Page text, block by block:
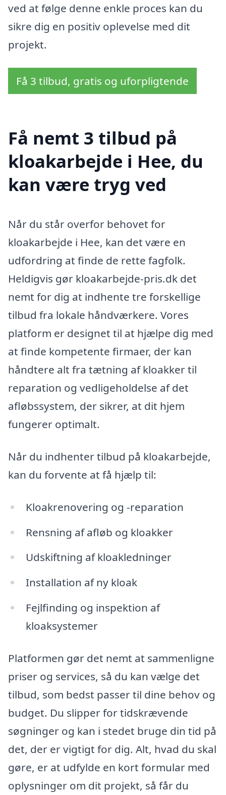
ved at følge denne enkle proces kan du
sikre dig en positiv oplevelse med dit
projekt.
Få 3 tilbud, gratis og uforpligtende
Få nemt 3 tilbud på
kloakarbejde i Hee, du
kan være tryg ved
Når du står overfor behovet for
kloakarbejde i Hee, kan det være en
udfordring at finde de rette fagfolk.
Heldigvis gør kloakarbejde-pris.dk det
nemt for dig at indhente tre forskellige
tilbud fra lokale håndværkere. Vores
platform er designet til at hjælpe dig med
at finde kompetente firmaer, der kan
håndtere alt fra tætning af kloakker til
reparation og vedligeholdelse af det
afløbssystem, der sikrer, at dit hjem
fungerer optimalt.
Når du indhenter tilbud på kloakarbejde,
kan du forvente at få hjælp til:
Kloakrenovering og -reparation
Rensning af afløb og kloakker
Udskiftning af kloakledninger
Installation af ny kloak
Fejlfinding og inspektion af
kloaksystemer
Platformen gør det nemt at sammenligne
priser og services, så du kan vælge det
tilbud, som bedst passer til dine behov og
budget. Du slipper for tidskrævende
søgninger og kan i stedet bruge din tid på
det, der er vigtigt for dig. Alt, hvad du skal
gøre, er at udfylde en kort formular med
oplysninger om dit projekt, så får du